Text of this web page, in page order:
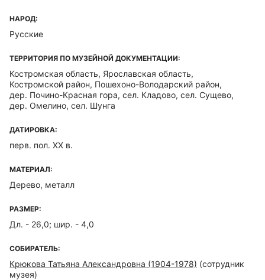
НАРОД:
Русские
ТЕРРИТОРИЯ ПО МУЗЕЙНОЙ ДОКУМЕНТАЦИИ:
Костромская область, Ярославская область,
Костромской район, Пошехоно-Володарский район,
дер. Почино-Красная гора, сел. Кладово, сел. Сущево,
дер. Омелино, сел. Шунга
ДАТИРОВКА:
перв. пол. XX в.
МАТЕРИАЛ:
Дерево, металл
РАЗМЕР:
Дл. - 26,0; шир. - 4,0
СОБИРАТЕЛЬ:
Крюкова Татьяна Александровна (1904-1978) (сотрудник
музея)